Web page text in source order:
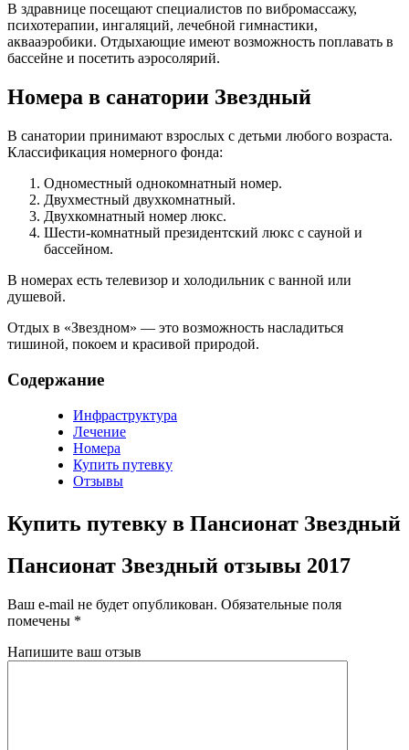
В здравнице посещают специалистов по вибромассажу,
психотерапии, ингаляций, лечебной гимнастики,
аквааэробики. Отдыхающие имеют возможность поплавать в
бассейне и посетить аэросолярий.
Номера в санатории Звездный
В санатории принимают взрослых с детьми любого возраста.
Классификация номерного фонда:
Одноместный однокомнатный номер.
Двухместный двухкомнатный.
Двухкомнатный номер люкс.
Шести-комнатный президентский люкс с сауной и
бассейном.
В номерах есть телевизор и холодильник с ванной или
душевой.
Отдых в «Звездном» — это возможность насладиться
тишиной, покоем и красивой природой.
Содержание
Инфраструктура
Лечение
Номера
Купить путевку
Отзывы
Купить путевку в Пансионат Звездный
Пансионат Звездный отзывы 2017
Ваш e-mail не будет опубликован. Обязательные поля
помечены *
Напишите ваш отзыв